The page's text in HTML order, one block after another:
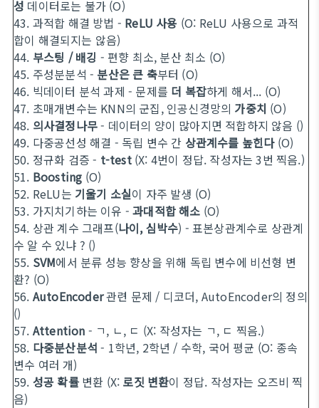
성 데이터로는 불가 (O)
43. 과적합 해결 방법 - ReLU 사용 (O: ReLU 사용으로 과적
합이 해결되지는 않음)
44. 부스팅 / 배깅 - 편향 최소, 분산 최소 (O)
45. 주성분분석 - 분산은 큰 축부터 (O)
46. 빅데이터 분석 과제 - 문제를 더 복잡하게 해서... (O)
47. 초매개변수는 KNN의 군집, 인공신경망의 가중치 (O)
48. 의사결정나무- 데이터의 양이 많아지면 적합하지 않음 ()
49. 다중공선성 해결 - 독립 변수 간 상관계수를 높힌다(O)
50. 정규화 검증 - t-test(X: 4번이 정답. 작성자는 3번 찍음.)
51. Boosting (O)
52. ReLU는 기울기 소실이 자주 발생 (O)
53. 가지치기하는 이유 -과대적합 해소 (O)
54. 상관 계수 그래프(나이, 심박수) - 표본상관계수로 상관계
수 알 수 있냐 ? ()
55. SVM에서 분류 성능 향상을 위해 독립 변수에 비선형 변
환? (O)
56. AutoEncoder관련 문제 / 디코더, AutoEncoder의 정의
()
57. Attention - ㄱ, ㄴ, ㄷ (X: 작성자는 ㄱ, ㄷ 찍음.)
58. 다중분산분석 - 1학년, 2학년 / 수학, 국어 평균 (O: 종속
변수 여러 개)
59. 성공 확률변환 (X: 로짓 변환이 정답. 작성자는 오즈비 찍
음)